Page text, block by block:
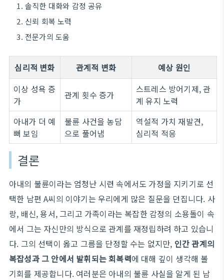
솔직한 대화와 감정 공유
신뢰 회복 노력
전문가의 도움
심리적 변화 관계적 변화
예상 원인
이상 성욕 증
가
관계 횟수 증가
스트레스 방어기제, 관
계 유지 노력
아내가 더 예
뻐 보임
불륜 사건을 농담
으로 풀어냄
역설적 가치 재발견,
심리적 적응
결론
아내의 불륜이라는 엄청난 시련 속에서도 가정을 지키기로 선
택한 남편 A씨의 이야기는 우리에게 많은 질문을 던집니다. 사
랑, 배신, 용서, 그리고 가족이라는 복잡한 감정의 소용돌이 속
에서 그는 자신만의 방식으로 관계를 재정립하려 하고 있습니
다. 그의 선택이 옳고 그름을 단정할 수는 없지만, 인간 관계의
복잡성과 그 안에서 발휘되는 회복력에 대해 깊이 생각해 볼
기회를 제공합니다. 여러분은 아내의 불륜 사실을 알게 된 남